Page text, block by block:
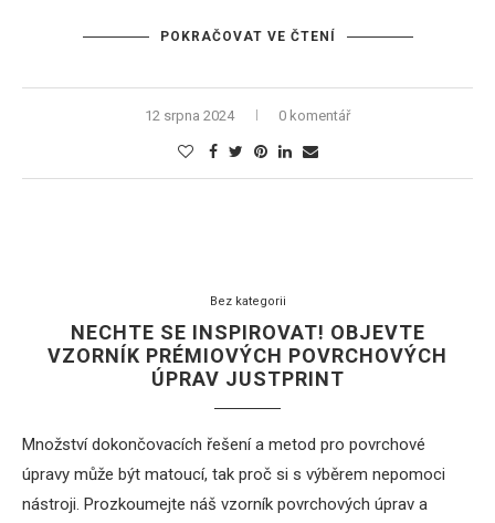
POKRAČOVAT VE ČTENÍ
12 srpna 2024 0 komentář
Bez kategorii
NECHTE SE INSPIROVAT! OBJEVTE
VZORNÍK PRÉMIOVÝCH POVRCHOVÝCH
ÚPRAV JUSTPRINT
Množství dokončovacích řešení a metod pro povrchové
úpravy může být matoucí, tak proč si s výběrem nepomoci
nástroji. Prozkoumejte náš vzorník povrchových úprav a